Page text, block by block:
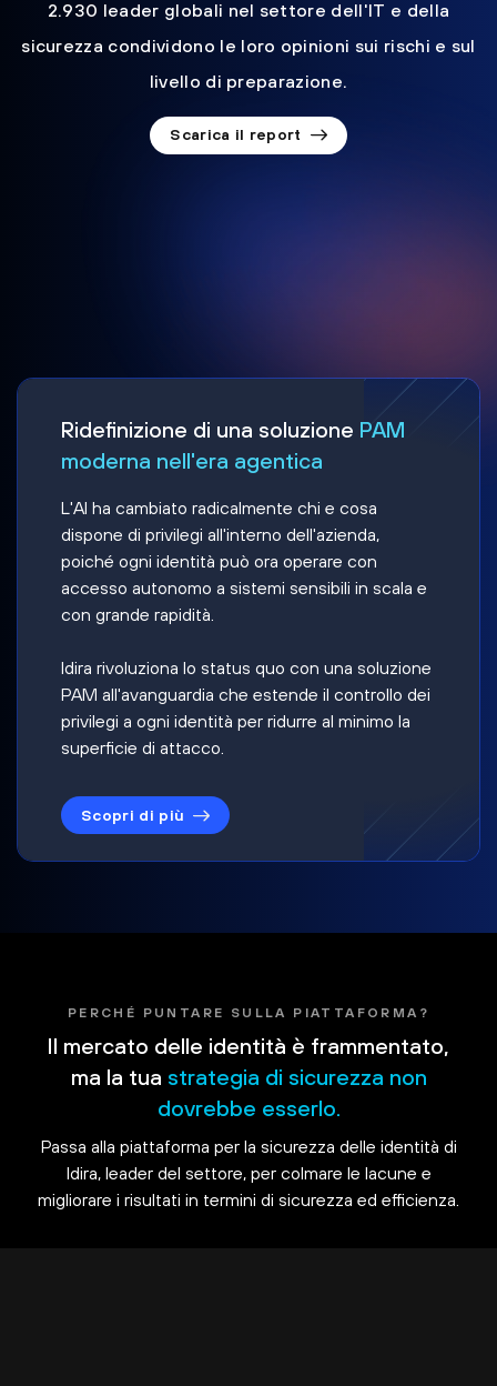
2.930 leader globali nel settore dell'IT e della
sicurezza condividono le loro opinioni sui rischi e sul
livello di preparazione.
Scarica il report
Ridefinizione di una soluzione PAM
moderna nell'era agentica
L'AI ha cambiato radicalmente chi e cosa
dispone di privilegi all'interno dell'azienda,
poiché ogni identità può ora operare con
accesso autonomo a sistemi sensibili in scala e
con grande rapidità.
Idira rivoluziona lo status quo con una soluzione
PAM all'avanguardia che estende il controllo dei
privilegi a ogni identità per ridurre al minimo la
superficie di attacco.
Scopri di più
PERCHÉ PUNTARE SULLA PIATTAFORMA?
Il mercato delle identità è frammentato,
ma la tua strategia di sicurezza non
dovrebbe esserlo.
Passa alla piattaforma per la sicurezza delle identità di
Idira, leader del settore, per colmare le lacune e
migliorare i risultati in termini di sicurezza ed efficienza.